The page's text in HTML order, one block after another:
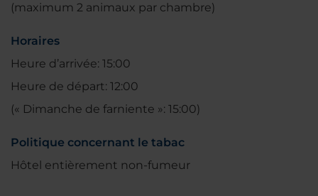
(maximum 2 animaux par chambre)
Horaires
Heure d’arrivée: 15:00
Heure de départ: 12:00
(« Dimanche de farniente »: 15:00)
Politique concernant le tabac
Hôtel entièrement non-fumeur